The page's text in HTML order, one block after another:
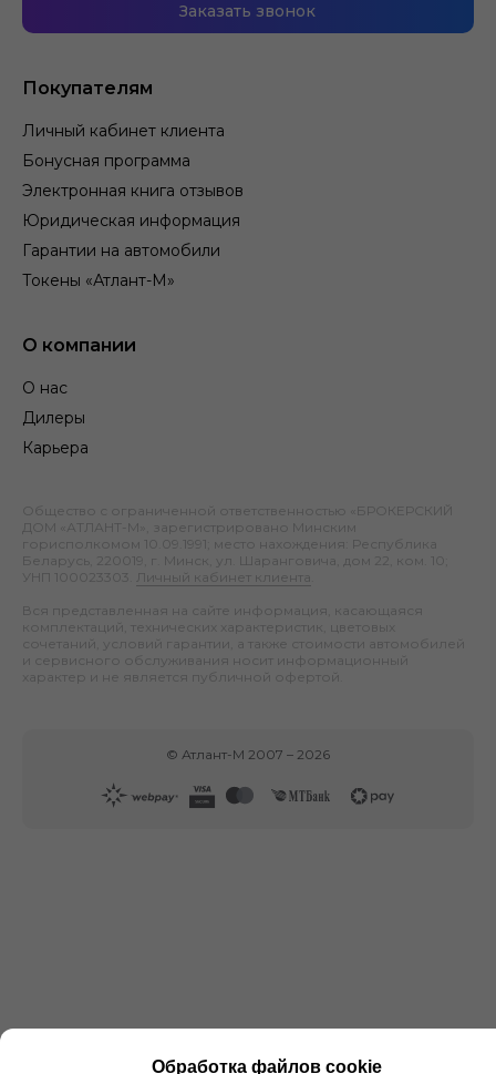
Покупателям
Личный кабинет клиента
Бонусная программа
Электронная книга отзывов
Юридическая информация
Гарантии на автомобили
Токены «Атлант-М»
О компании
О нас
Дилеры
Карьера
Заказать звонок
Общество с ограниченной ответственностью «БРОКЕРСКИЙ
ДОМ «АТЛАНТ-М», зарегистрировано Минским
горисполкомом 10.09.1991; место нахождения: Республика
Беларусь, 220019, г. Минск, ул. Шаранговича, дом 22, ком. 10;
УНП 100023303.
Личный кабинет клиента
Вся представленная на сайте информация, касающаяся
комплектаций, технических характеристик, цветовых
сочетаний, условий гарантии, а также стоимости автомобилей
и сервисного обслуживания носит информационный
характер и не является публичной офертой.
© Атлант-М 2007 – 2026
Обработка файлов cookie